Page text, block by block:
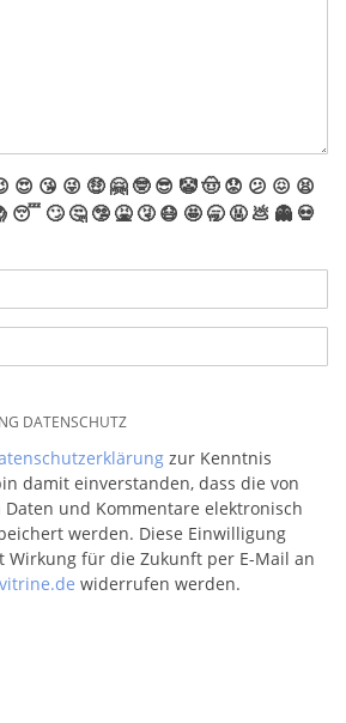
😍 😘 😜 🤑 🤗 🤓 😎 🤡🤠 😟 😕 😖 😫
😴 🙄 🤔 🤥 🤮 🤧 😷 🤩 🥱 🤬 💩 👻 💀
DATENSCHUTZ
zur Kenntnis
damit einverstanden, dass die von
und Kommentare elektronisch
werden. Diese Einwilligung
Wirkung für die Zukunft per E-Mail an
widerrufen werden.